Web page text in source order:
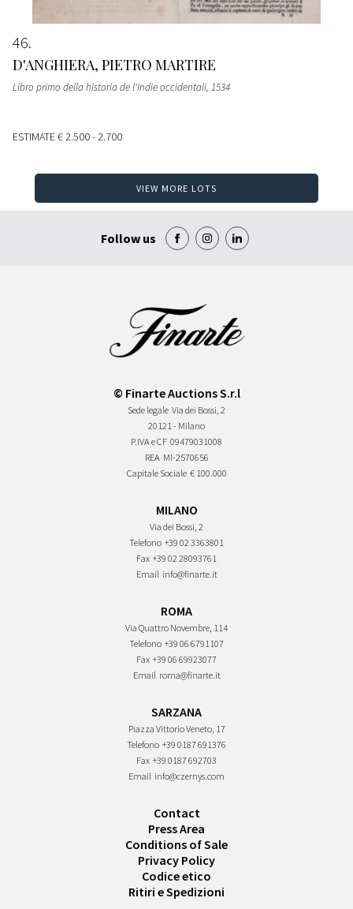
46
D'ANGHIERA, PIETRO MARTIRE
Libro primo della historia de l'Indie occidentali, 1534
ESTIMATE€ 2.500 - 2.700
VIEW MORE LOTS
Follow us
© Finarte Auctions S.r.l
Sede legale Via dei Bossi, 2
20121 - Milano
P.IVA e CF 09479031008
REA MI-2570656
Capitale Sociale € 100.000
MILANO
Via dei Bossi, 2
Telefono +39 02 3363801
Fax +39 02 28093761
Email info@finarte.it
ROMA
Via Quattro Novembre, 114
Telefono +39 06 6791107
Fax +39 06 69923077
Email roma@finarte.it
SARZANA
Piazza Vittorio Veneto, 17
Telefono +39 0187 691376
Fax +39 0187 692703
Email info@czernys.com
Contact
Press Area
Conditions of Sale
Privacy Policy
Codice etico
Ritiri e Spedizioni